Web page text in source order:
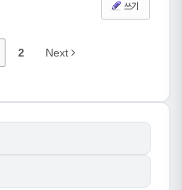
쓰기
2 Next